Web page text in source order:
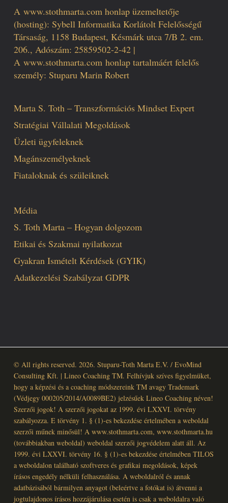
A www.stothmarta.comhonlap üzemeltetője
(hosting): Sybell Informatika Korlátolt Felelősségű
Társaság, 1158 Budapest, Késmárk utca 7/B 2. em.
206., Adószám: 25859502-2-42 |
A www.stothmarta.comhonlap tartalmáért felelős
személy: Stuparu Marin Robert
Marta S. Toth – Transzformációs Mindset Expert
Stratégiai Vállalati Megoldások
Üzleti ügyfeleknek
Magánszemélyeknek
Fiataloknak és szüleiknek
Média
S. Toth Marta – Hogyan dolgozom
Etikai és Szakmai nyilatkozat
Gyakran Ismételt Kérdések (GYIK)
Adatkezelési Szabályzat GDPR
© All rights reserved. 2026. Stuparu-Toth Marta E.V. / EvoMind
Consulting Kft. | Lineo Coaching TM. Felhívjuk szíves figyelmüket,
hogy a képzési és a coaching módszereink TM avagy Trademark
(Védjegy 000205/2014/A0089BE2) jelzésűek Lineo Coaching néven!
Szerzői jogok! A szerzői jogokat az 1999. évi LXXVI. törvény
szabályozza. E törvény 1. § (1)-es bekezdése értelmében a weboldal
szerzői műnek minősül! A www.stothmarta.com, www.stothmarta.hu
(továbbiakban weboldal) weboldal szerzői jogvédelem alatt áll. Az
1999. évi LXXVI. törvény 16. § (1)-es bekezdése értelmében TILOS
a weboldalon található szoftveres és grafikai megoldások, képek
írásos engedély nélküli felhasználása. A weboldalról és annak
adatbázisából bármilyen anyagot (beleértve a fotókat is) átvenni a
jogtulajdonos írásos hozzájárulása esetén is csak a weboldalra való